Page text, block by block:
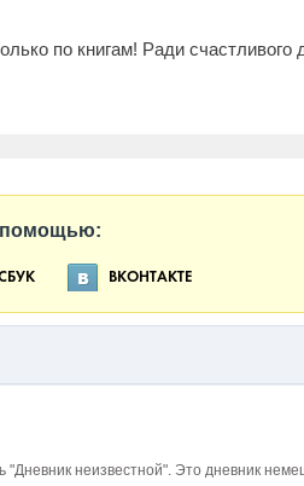
по книгам! Ради
помощью:
ВКОНТАКТЕ
неизвестной". Это дневник